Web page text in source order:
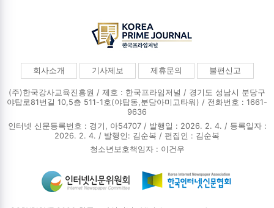
회사소개 기사제보 제휴문의 불편신고
(주)한국강사교육진흥원 / 제호 : 한국프라임저널 / 경기도 성남시 분당구
야탑로81번길 10,5층 511-1호(야탑동,분당아미고타워) / 전화번호 : 1661-
9636
인터넷 신문등록번호 : 경기, 아54707 / 발행일 : 2026. 2. 4. / 등록일자 :
2026. 2. 4. / 발행인: 김순복 / 편집인 : 김순복
청소년보호책임자 : 이건우